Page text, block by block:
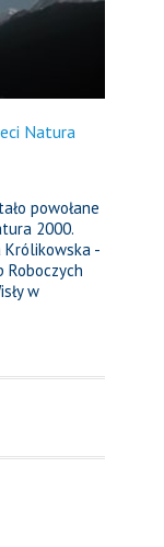
Natura
powołane
2000.
Królikowska -
Roboczych
w